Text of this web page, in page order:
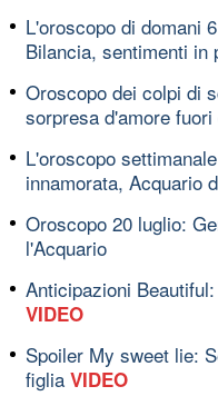
L'oroscopo di domani
Bilancia, sentimenti in
Oroscopo dei colpi di
sorpresa d'amore
L'oroscopo
innamorata, Acquario
Oroscopo 20 luglio:
l'Acquario
Anticipazioni
VIDEO
Spoiler My sweet lie:
figlia VIDEO